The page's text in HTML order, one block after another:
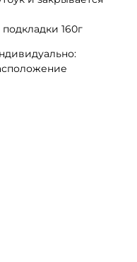
подкладки 160г